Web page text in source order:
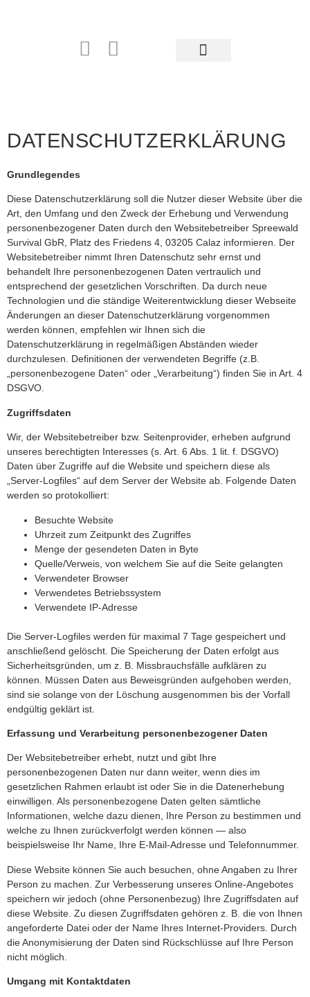
DATENSCHUTZERKLÄRUNG
Grundlegendes
Diese Datenschutzerklärung soll die Nutzer dieser Website über die
Art, den Umfang und den Zweck der Erhebung und Verwendung
personenbezogener Daten durch den Websitebetreiber Spreewald
Survival GbR, Platz des Friedens 4, 03205 Calaz informieren. Der
Websitebetreiber nimmt Ihren Datenschutz sehr ernst und
behandelt Ihre personenbezogenen Daten vertraulich und
entsprechend der gesetzlichen Vorschriften. Da durch neue
Technologien und die ständige Weiterentwicklung dieser Webseite
Änderungen an dieser Datenschutzerklärung vorgenommen
werden können, empfehlen wir Ihnen sich die
Datenschutzerklärung in regelmäßigen Abständen wieder
durchzulesen. Definitionen der verwendeten Begriffe (z.B.
„personenbezogene Daten“ oder „Verarbeitung“) finden Sie in Art. 4
DSGVO.
Zugriffsdaten
Wir, der Websitebetreiber bzw. Seitenprovider, erheben aufgrund
unseres berechtigten Interesses (s. Art. 6 Abs. 1 lit. f. DSGVO)
Daten über Zugriffe auf die Website und speichern diese als
„Server-Logfiles“ auf dem Server der Website ab. Folgende Daten
werden so protokolliert:
Besuchte Website
Uhrzeit zum Zeitpunkt des Zugriffes
Menge der gesendeten Daten in Byte
Quelle/Verweis, von welchem Sie auf die Seite gelangten
Verwendeter Browser
Verwendetes Betriebssystem
Verwendete IP-Adresse
Die Server-Logfiles werden für maximal 7 Tage gespeichert und
anschließend gelöscht. Die Speicherung der Daten erfolgt aus
Sicherheitsgründen, um z. B. Missbrauchsfälle aufklären zu
können. Müssen Daten aus Beweisgründen aufgehoben werden,
sind sie solange von der Löschung ausgenommen bis der Vorfall
endgültig geklärt ist.
Erfassung und Verarbeitung personenbezogener Daten
Der Websitebetreiber erhebt, nutzt und gibt Ihre
personenbezogenen Daten nur dann weiter, wenn dies im
gesetzlichen Rahmen erlaubt ist oder Sie in die Datenerhebung
einwilligen. Als personenbezogene Daten gelten sämtliche
Informationen, welche dazu dienen, Ihre Person zu bestimmen und
welche zu Ihnen zurückverfolgt werden können — also
beispielsweise Ihr Name, Ihre E-Mail-Adresse und Telefonnummer.
Diese Website können Sie auch besuchen, ohne Angaben zu Ihrer
Person zu machen. Zur Verbesserung unseres Online-Angebotes
speichern wir jedoch (ohne Personenbezug) Ihre Zugriffsdaten auf
diese Website. Zu diesen Zugriffsdaten gehören z. B. die von Ihnen
angeforderte Datei oder der Name Ihres Internet-Providers. Durch
die Anonymisierung der Daten sind Rückschlüsse auf Ihre Person
nicht möglich.
Umgang mit Kontaktdaten